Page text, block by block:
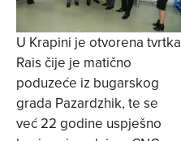
U Krapini je otvorena tvrtka
Rais čije je matično
poduzeće iz bugarskog
grada Pazardzhik, te se
već 22 godine uspješno